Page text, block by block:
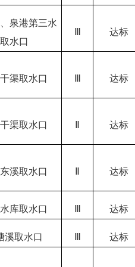
泉港第三水
水口
达标
渠取水口 达标
渠取水口 达标
溪取水口 达标
库取水口 达标
溪取水口 达标